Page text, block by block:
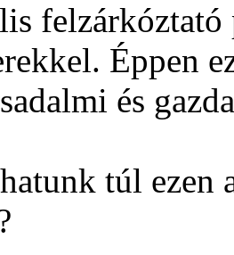
Éppen
és
túl ezen